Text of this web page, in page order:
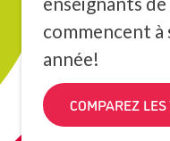
commencent
année!
COMPAREZ LES